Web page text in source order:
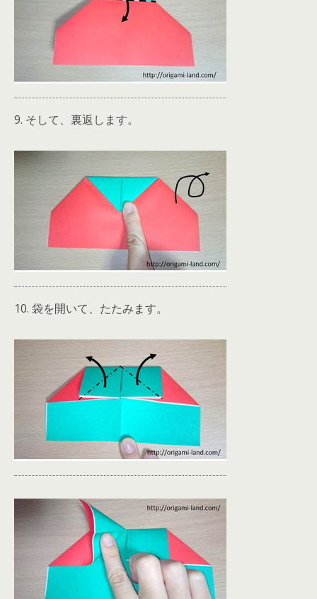
9. そして、裏返します。
10. 袋を開いて、たたみます。